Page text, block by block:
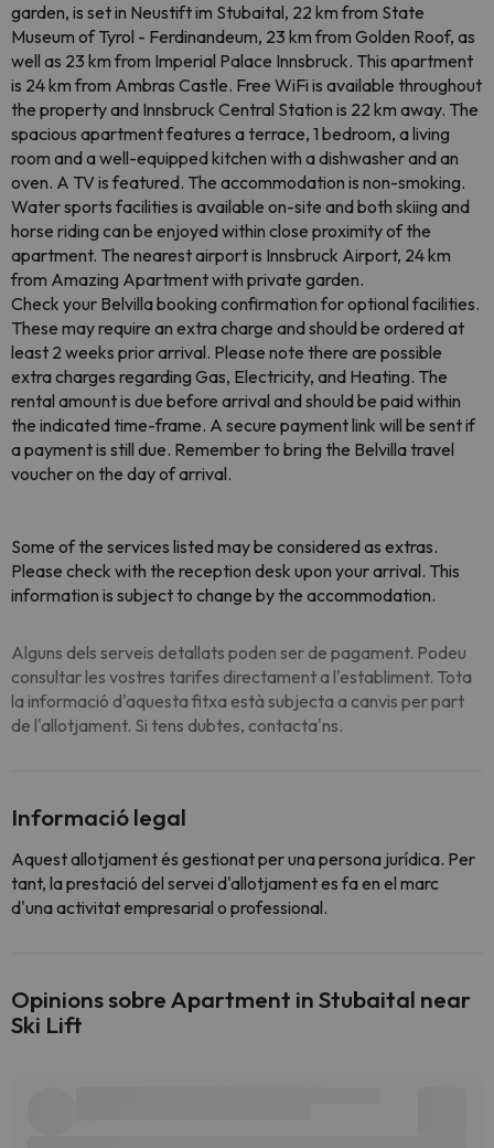
garden, is set in Neustift im Stubaital, 22 km from State
Museum of Tyrol - Ferdinandeum, 23 km from Golden Roof, as
well as 23 km from Imperial Palace Innsbruck. This apartment
is 24 km from Ambras Castle. Free WiFi is available throughout
the property and Innsbruck Central Station is 22 km away. The
spacious apartment features a terrace, 1 bedroom, a living
room and a well-equipped kitchen with a dishwasher and an
oven. A TV is featured. The accommodation is non-smoking.
Water sports facilities is available on-site and both skiing and
horse riding can be enjoyed within close proximity of the
apartment. The nearest airport is Innsbruck Airport, 24 km
from Amazing Apartment with private garden.
Check your Belvilla booking confirmation for optional facilities.
These may require an extra charge and should be ordered at
least 2 weeks prior arrival. Please note there are possible
extra charges regarding Gas, Electricity, and Heating. The
rental amount is due before arrival and should be paid within
the indicated time-frame. A secure payment link will be sent if
a payment is still due. Remember to bring the Belvilla travel
voucher on the day of arrival.
Some of the services listed may be considered as extras.
Please check with the reception desk upon your arrival. This
information is subject to change by the accommodation.
Alguns dels serveis detallats poden ser de pagament. Podeu
consultar les vostres tarifes directament a l'establiment. Tota
la informació d'aquesta fitxa està subjecta a canvis per part
de l'allotjament. Si tens dubtes, contacta'ns.
Informació legal
Aquest allotjament és gestionat per una persona jurídica. Per
tant, la prestació del servei d'allotjament es fa en el marc
d'una activitat empresarial o professional.
Opinions sobre Apartment in Stubaital near
Ski Lift